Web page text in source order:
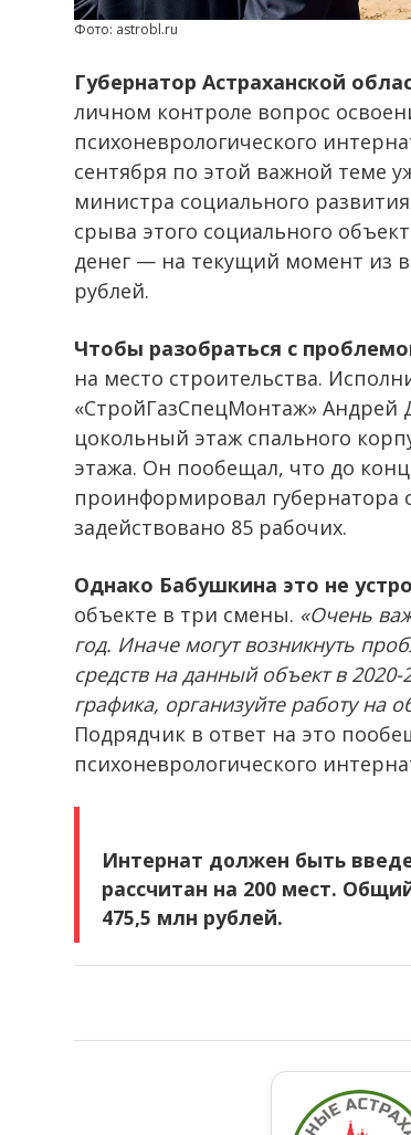
Фото: astrobl.ru
Губернатор Астраханской
личном контроле вопрос
психоневрологического
сентября по этой важной теме
министра социального
срыва этого социального
денег — на текущий момент из
рублей.
Чтобы разобраться с
на место строительства.
«СтройГазСпецМонтаж» Андрей
цокольный этаж спального
этажа. Он пообещал, что до
проинформировал губернатора
задействовано 85 рабочих.
Однако Бабушкина это не
объекте в три смены. «Очень
год. Иначе могут возникнуть
средств на данный объект в
графика, организуйте работу на
Подрядчик в ответ на это
психоневрологического
Интернат должен быть
рассчитан на 200 мест.
475,5 млн рублей.